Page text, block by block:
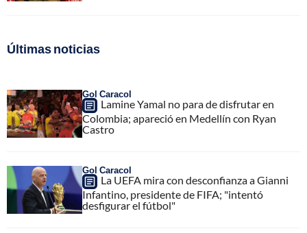
Últimas noticias
Gol Caracol
Lamine Yamal no para de disfrutar en
Colombia; apareció en Medellín con Ryan
Castro
Gol Caracol
La UEFA mira con desconfianza a Gianni
Infantino, presidente de FIFA; "intentó
desfigurar el fútbol"